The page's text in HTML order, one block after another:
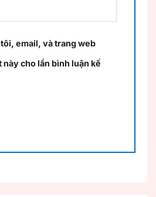
email, và trang web
cho lần bình luận kế